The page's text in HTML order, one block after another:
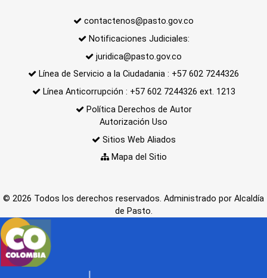
contactenos@pasto.gov.co
Notificaciones Judiciales:
juridica@pasto.gov.co
Línea de Servicio a la Ciudadania : +57 602 7244326
Línea Anticorrupción : +57 602 7244326 ext. 1213
Política Derechos de Autor
Autorización Uso
Sitios Web Aliados
Mapa del Sitio
© 2026 Todos los derechos reservados. Administrado por Alcaldía
de Pasto.